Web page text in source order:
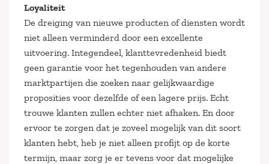
Loyaliteit
De dreiging van nieuwe producten of diensten wordt
niet alleen verminderd door een excellente
uitvoering. Integendeel, klanttevredenheid biedt
geen garantie voor het tegenhouden van andere
marktpartijen die zoeken naar gelijkwaardige
proposities voor dezelfde of een lagere prijs. Echt
trouwe klanten zullen echter niet afhaken. En door
ervoor te zorgen dat je zoveel mogelijk van dit soort
klanten hebt, heb je niet alleen profijt op de korte
termijn, maar zorg je er tevens voor dat mogelijke